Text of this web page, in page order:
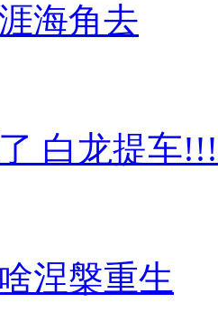
海角去
白龙提车
涅槃重生